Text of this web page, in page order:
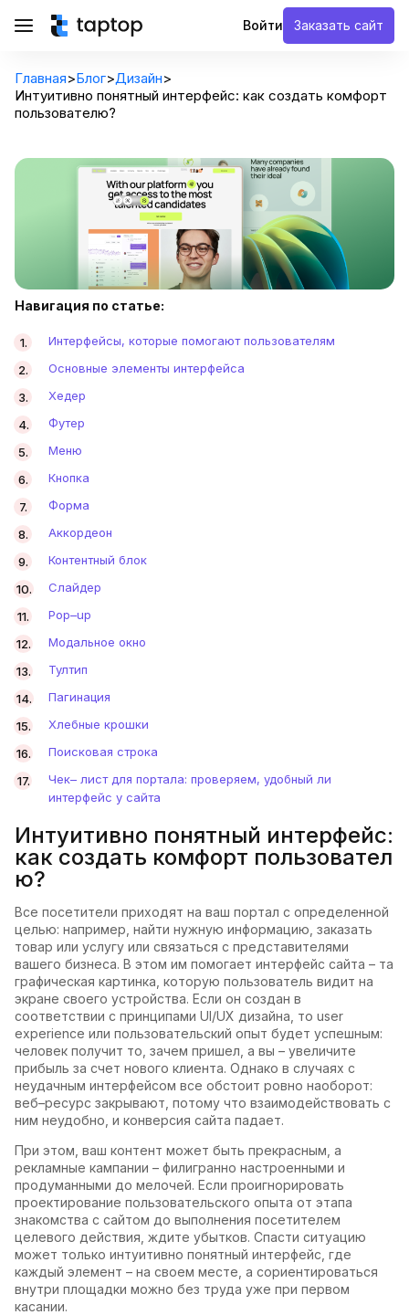
Войти Заказать сайт
Главная>Блог>Дизайн>
Интуитивно понятный интерфейс: как создать комфорт
пользователю?
Навигация по статье:
Интерфейсы, которые помогают пользователям
Основные элементы интерфейса
Хедер
Футер
Меню
Кнопка
Форма
Аккордеон
Контентный блок
Слайдер
Pop–up
Модальное окно
Тултип
Пагинация
Хлебные крошки
Поисковая строка
Чек– лист для портала: проверяем, удобный ли
интерфейс у сайта
Интуитивно понятный интерфейс:
как создать комфорт пользовател
ю?
Все посетители приходят на ваш портал с определенной
целью: например, найти нужную информацию, заказать
товар или услугу или связаться с представителями
вашего бизнеса. В этом им помогает интерфейс сайта – та
графическая картинка, которую пользователь видит на
экране своего устройства. Если он создан в
соответствии с принципами UI/UX дизайна, то user
experience или пользовательский опыт будет успешным:
человек получит то, зачем пришел, а вы – увеличите
прибыль за счет нового клиента. Однако в случаях с
неудачным интерфейсом все обстоит ровно наоборот:
веб–ресурс закрывают, потому что взаимодействовать с
ним неудобно, и конверсия сайта падает.
При этом, ваш контент может быть прекрасным, а
рекламные кампании – филигранно настроенными и
продуманными до мелочей. Если проигнорировать
проектирование пользовательского опыта от этапа
знакомства с сайтом до выполнения посетителем
целевого действия, ждите убытков. Спасти ситуацию
может только интуитивно понятный интерфейс, где
каждый элемент – на своем месте, а сориентироваться
внутри площадки можно без труда уже при первом
касании.